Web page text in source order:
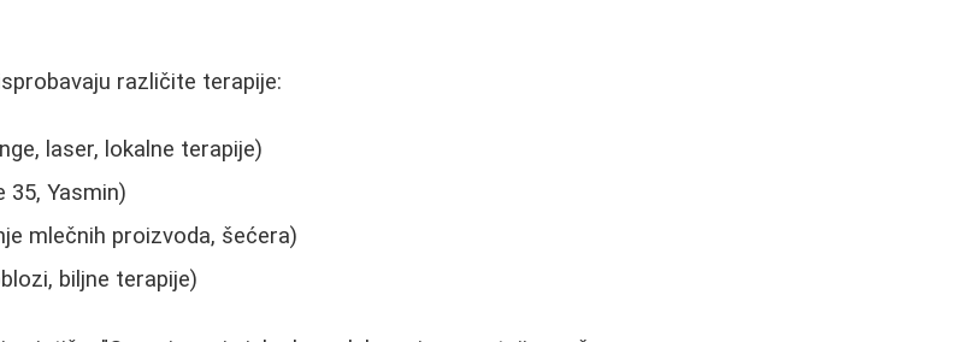
različite terapije:
laser, lokalne terapije)
35, Yasmin)
mlečnih proizvoda, šećera)
biljne terapije)